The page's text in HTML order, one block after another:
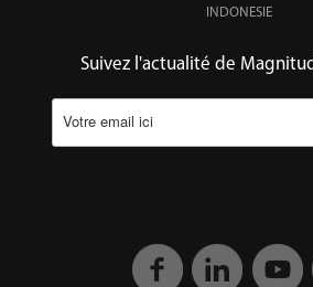
INDONESIE
Suivez l'actualité de